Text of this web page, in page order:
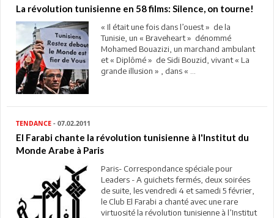
La révolution tunisienne en 58 films: Silence, on tourne!
« Il était une fois dans l’ouest » de la
Tunisie, un « Braveheart » dénommé
Mohamed Bouazizi, un marchand ambulant
et « Diplômé » de Sidi Bouzid, vivant « La
grande illusion » , dans « ...
TENDANCE - 07.02.2011
El Farabi chante la révolution tunisienne à l'Institut du
Monde Arabe à Paris
Paris- Correspondance spéciale pour
Leaders - A guichets fermés, deux soirées
de suite, les vendredi 4 et samedi 5 février,
le Club El Farabi a chanté avec une rare
virtuosité la révolution tunisienne à l’Institut